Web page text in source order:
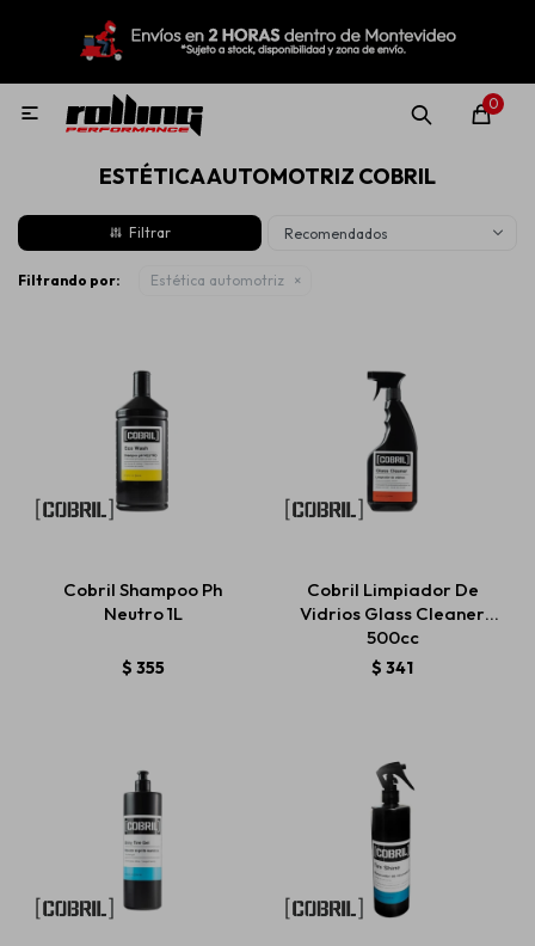
0

ESTÉTICA AUTOMOTRIZ COBRIL
Recomendados
Filtrando por: Estética automotriz
Cobril Shampoo Ph
Neutro 1L
$ 355
Cobril Limpiador De
Vidrios Glass Cleaner
500cc
$ 341
MI CUENTA
Nuevo! Rolling Repuestos
Llantas
Estética automotriz
Repuestos